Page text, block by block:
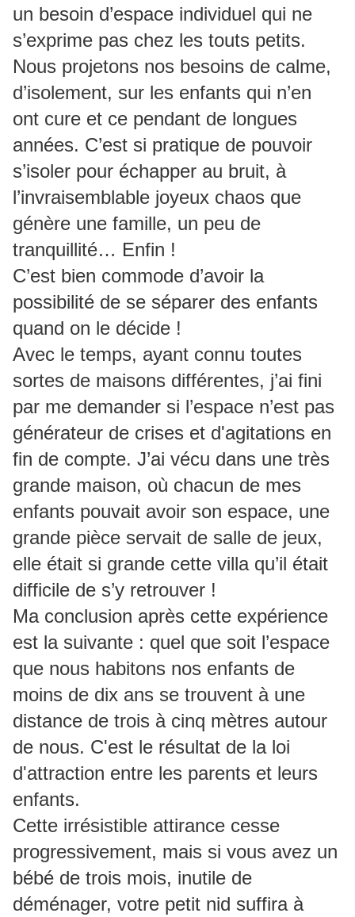
un besoin d’espace individuel qui ne
s’exprime pas chez les touts petits.
Nous projetons nos besoins de calme,
d’isolement, sur les enfants qui n’en
ont cure et ce pendant de longues
années. C’est si pratique de pouvoir
s’isoler pour échapper au bruit, à
l’invraisemblable joyeux chaos que
génère une famille, un peu de
tranquillité… Enfin !
C’est bien commode d’avoir la
possibilité de se séparer des enfants
quand on le décide !
Avec le temps, ayant connu toutes
sortes de maisons différentes, j’ai fini
par me demander si l’espace n’est pas
générateur de crises et d'agitations en
fin de compte. J’ai vécu dans une très
grande maison, où chacun de mes
enfants pouvait avoir son espace, une
grande pièce servait de salle de jeux,
elle était si grande cette villa qu’il était
difficile de s’y retrouver !
Ma conclusion après cette expérience
est la suivante : quel que soit l’espace
que nous habitons nos enfants de
moins de dix ans se trouvent à une
distance de trois à cinq mètres autour
de nous. C'est le résultat de la loi
d'attraction entre les parents et leurs
enfants.
Cette irrésistible attirance cesse
progressivement, mais si vous avez un
bébé de trois mois, inutile de
déménager, votre petit nid suffira à